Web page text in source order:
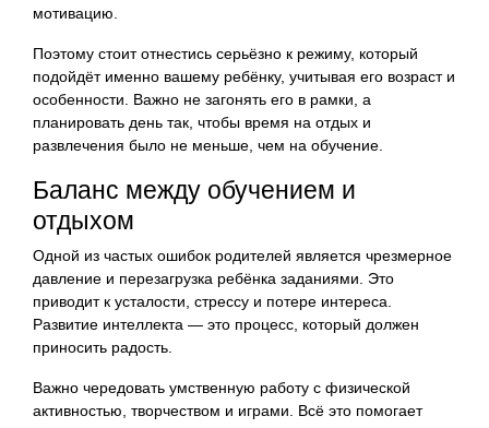
мотивацию.
Поэтому стоит отнестись серьёзно к режиму, который
подойдёт именно вашему ребёнку, учитывая его возраст и
особенности. Важно не загонять его в рамки, а
планировать день так, чтобы время на отдых и
развлечения было не меньше, чем на обучение.
Баланс между обучением и
отдыхом
Одной из частых ошибок родителей является чрезмерное
давление и перезагрузка ребёнка заданиями. Это
приводит к усталости, стрессу и потере интереса.
Развитие интеллекта — это процесс, который должен
приносить радость.
Важно чередовать умственную работу с физической
активностью, творчеством и играми. Всё это помогает